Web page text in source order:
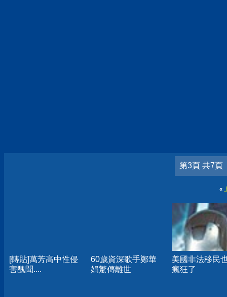
第3頁 共7頁
«
[轉貼]萬芳高中性侵
害醜聞....
60歲資深歌手鄭華
娟驚傳離世
美國非法移民
瘋狂了